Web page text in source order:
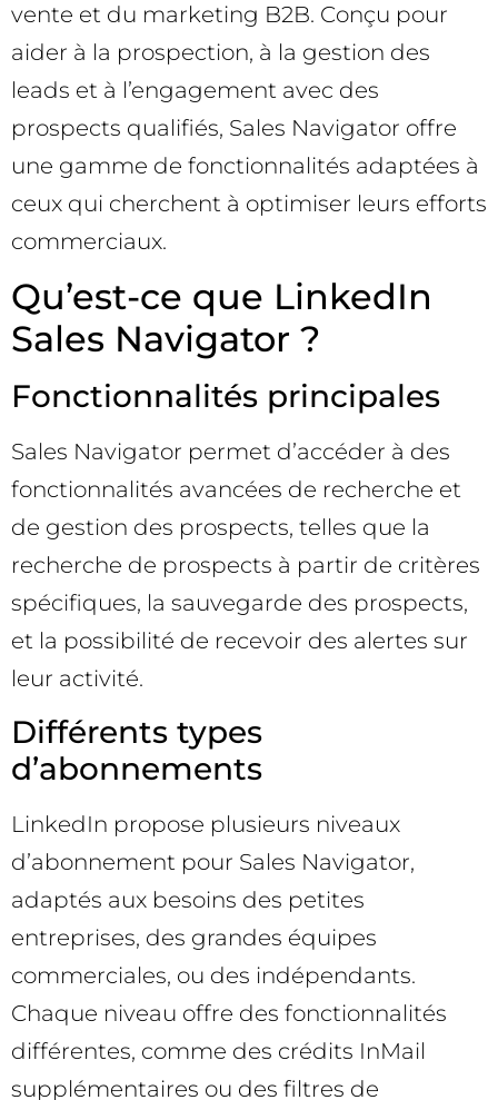
vente et du marketing B2B. Conçu pour
aider à la prospection, à la gestion des
leads et à l’engagement avec des
prospects qualifiés, Sales Navigator offre
une gamme de fonctionnalités adaptées à
ceux qui cherchent à optimiser leurs efforts
commerciaux.
Qu’est-ce que LinkedIn
Sales Navigator ?
Fonctionnalités principales
Sales Navigator permet d’accéder à des
fonctionnalités avancées de recherche et
de gestion des prospects, telles que la
recherche de prospects à partir de critères
spécifiques, la sauvegarde des prospects,
et la possibilité de recevoir des alertes sur
leur activité.
Différents types
d’abonnements
LinkedIn propose plusieurs niveaux
d’abonnement pour Sales Navigator,
adaptés aux besoins des petites
entreprises, des grandes équipes
commerciales, ou des indépendants.
Chaque niveau offre des fonctionnalités
différentes, comme des crédits InMail
supplémentaires ou des filtres de